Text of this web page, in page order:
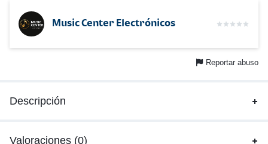
Music Center Electrónicos
Reportar abuso
Descripción
Valoraciones (0)